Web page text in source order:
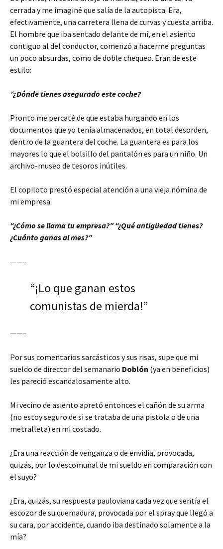
cerrada y me imaginé que salía de la autopista. Era,
efectivamente, una carretera llena de curvas y cuesta arriba.
El hombre que iba sentado delante de mí, en el asiento
contiguo al del conductor, comenzó a hacerme preguntas
un poco absurdas, como de doble chequeo. Eran de este
estilo:
“¿Dónde tienes asegurado este coche?
Pronto me percaté de que estaba hurgando en los
documentos que yo tenía almacenados, en total desorden,
dentro de la guantera del coche. La guantera es para los
mayores lo que el bolsillo del pantalón es para un niño. Un
archivo-museo de tesoros inútiles.
El copiloto prestó especial atención a una vieja nómina de
mi empresa.
“¿Cómo se llama tu empresa?” “¿Qué antigüedad tienes?
¿Cuánto ganas al mes?”
——–
“¡Lo que ganan estos
comunistas de mierda!”
——–
Por sus comentarios sarcásticos y sus risas, supe que mi
sueldo de director del semanario Doblón (ya en beneficios)
les pareció escandalosamente alto.
Mi vecino de asiento apretó entonces el cañón de su arma
(no estoy seguro de si se trataba de una pistola o de una
metralleta) en mi costado.
¿Era una reacción de venganza o de envidia, provocada,
quizás, por lo descomunal de mi sueldo en comparación con
el suyo?
¿Era, quizás, su respuesta pauloviana cada vez que sentía el
escozor de su quemadura, provocada por el spray que llegó a
su cara, por accidente, cuando iba destinado solamente a la
mía?